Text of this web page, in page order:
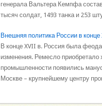
генерала Вальтера Кемпфа
тысяч солдат, 1493 танка и 253
Внешняя политика России в
В конце XVII в. Россия была
изменения. Ремесло приобретало
промышленности появились
Москве – крупнейшему центру